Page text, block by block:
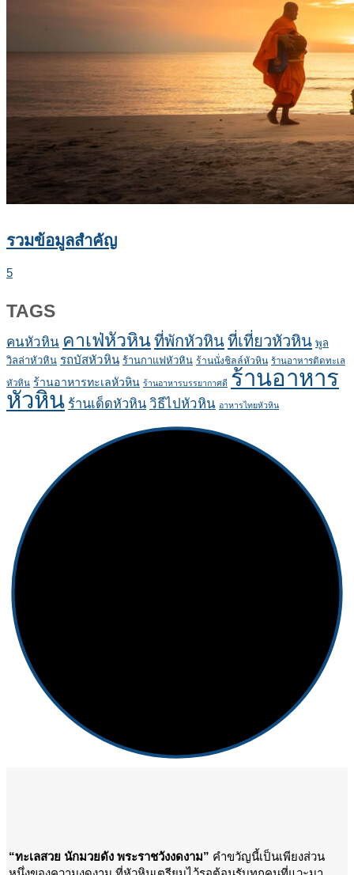
รวมข้อมูลสำคัญ
5
TAGS
คนหัวหิน คาเฟ่หัวหินที่พักหัวหินที่เที่ยวหัวหิน พูล
วิลล่าหัวหิน รถบัสหัวหิน ร้านกาแฟหัวหิน ร้านนั่งชิลล์หัวหิน ร้านอาหารติดทะเล
หัวหิน ร้านอาหารทะเลหัวหิน ร้านอาหารบรรยากาศดี ร้านอาหาร
หัวหิน ร้านเด็ดหัวหิน วิธีไปหัวหิน อาหารไทยหัวหิน
“ทะเลสวย นักมวยดัง พระราชวังงดงาม” คำขวัญนี้เป็นเพียงส่วน